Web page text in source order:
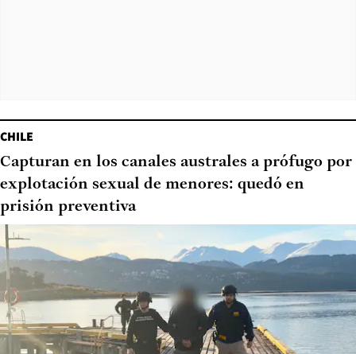
CHILE
Capturan en los canales australes a prófugo por
explotación sexual de menores: quedó en
prisión preventiva